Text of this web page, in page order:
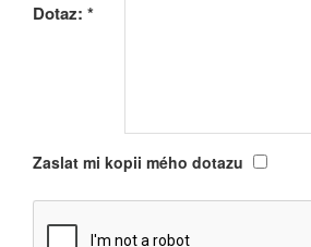
Dotaz: *
Zaslat mi kopii mého dotazu